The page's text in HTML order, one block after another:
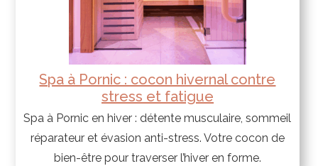
Spa à Pornic : cocon hivernal contre
stress et fatigue
Spa à Pornic en hiver : détente musculaire, sommeil
réparateur et évasion anti-stress. Votre cocon de
bien-être pour traverser l’hiver en forme.